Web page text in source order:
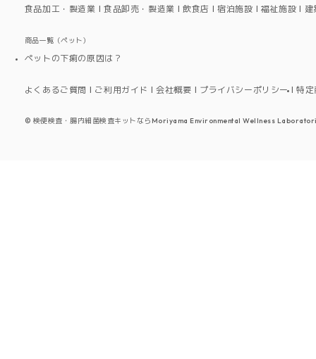
食品加工・製造業 食品卸売・製造業 飲食店 宿泊施設 福祉施設
商品一覧（ペット）
ペットの下痢の原因は？
よくあるご質問 ご利用ガイド 会社概要 プライバシーポリシー 特
© 検便検査・腸内細菌検査キットならMoriyama Environmental Wellness